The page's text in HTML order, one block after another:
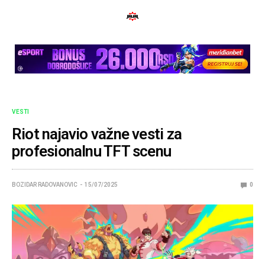
VESTI
Riot najavio važne vesti za
profesionalnu TFT scenu
BOZIDAR RADOVANOVIC 15/07/2025 0